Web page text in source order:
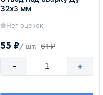
32х3 мм
Нет оценок
55 ₽/ шт. 61 ₽
- +